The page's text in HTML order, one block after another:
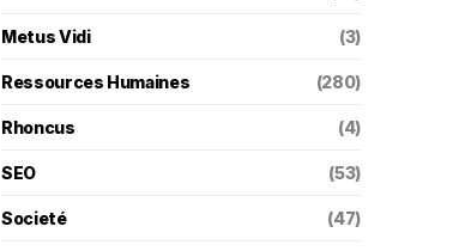
Metus Vidi (3)
Ressources Humaines (280)
Rhoncus (4)
SEO (53)
Societé (47)